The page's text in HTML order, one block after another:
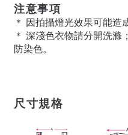
注意事項
＊ 因拍攝燈光效果可能造
＊ 深淺色衣物請分開洗滌
防染色。
尺寸規格